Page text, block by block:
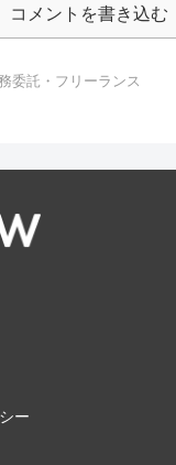
コメントを書き込む
委託・フリーランス
ー